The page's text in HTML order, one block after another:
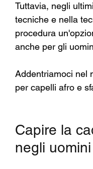
Tuttavia, negli
tecniche e nella
procedura
anche per gli
Addentriamoci nel
per capelli afro e
Capire la
negli